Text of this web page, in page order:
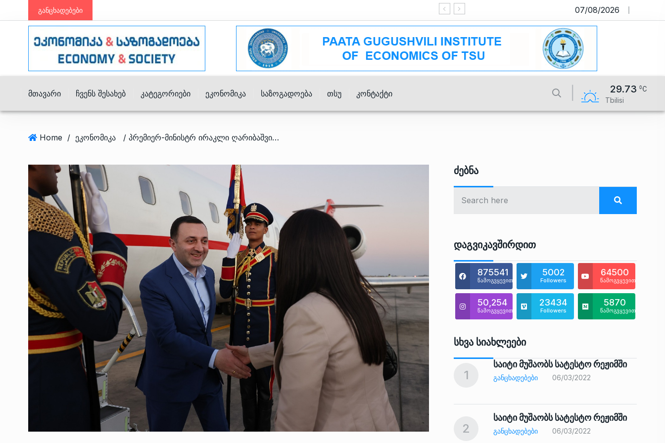
განცხადებები საიტი მუშაობს სატესტო რეჟიმში
07/08/2026
Მთავარი Ჩვენს Შესახებ Კატეგორიები Ეკონომიკა Საზოგადოება Თსუ Კონტაქტი 29.73
Tbilisi
Home / ეკონომიკა / პრემიერ-მინისტრ ირაკლი ღარიბაშვილის ვიზიტი ეგვიპტის არაბთა რესპუბლიკაში დაიწყო
Ძებნა
Დაგვიკავშირდით
875541
წამოგვყევით
5002
Followers
64500
წამოგვყევით
50,254
წამოგვყევით
23434
Followers
5870
წამოგვყევით
Სხვა Სიახლეები
6
ოთარ შამუგია ბაქოში გამართულ
მინისტერიალზე სიტყვით…
ᲔᲙᲝᲜᲝᲛᲘᲙᲐ
7
გოგიტა თოდრაძე საქართველოს
სტატისტიკის ეროვნული
11
ზურაბ აზარაშვილი:
„სოციალურად დაუცველთა
დასაქმების პროგრამაში,…
ᲡᲐᲖᲝᲒᲐᲓᲝᲔᲑᲐ 13/05/2022
აბაშის მუნიციპალიტეტი
1
საიტი მუშაობს სატესტო რეჟიმში
ᲒᲐᲜᲪᲮᲐᲓᲔᲑᲔᲑᲘ 06/03/2022
2
საიტი მუშაობს სატესტო რეჟიმში
ᲒᲐᲜᲪᲮᲐᲓᲔᲑᲔᲑᲘ 06/03/2022